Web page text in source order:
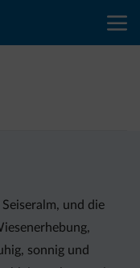
und die
sonnig und